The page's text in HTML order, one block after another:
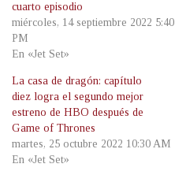
cuarto episodio
miércoles, 14 septiembre 2022 5:40
PM
En «Jet Set»
La casa de dragón: capítulo
diez logra el segundo mejor
estreno de HBO después de
Game of Thrones
martes, 25 octubre 2022 10:30 AM
En «Jet Set»